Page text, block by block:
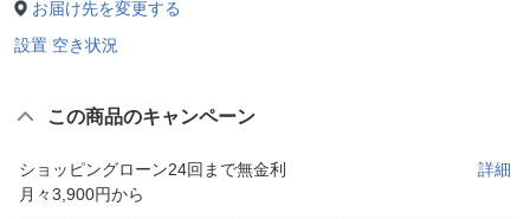
お届け先を変更する
設置 空き状況
この商品のキャンペーン
ショッピングローン24回まで無金利
月々3,900円から
詳細